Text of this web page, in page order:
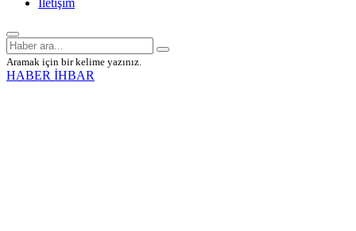
İletişim
Aramak için bir kelime yazınız.
HABER İHBAR